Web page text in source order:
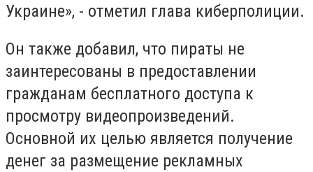
Украине», - отметил глава киберполиции.
Он также добавил, что пираты не
заинтересованы в предоставлении
гражданам бесплатного доступа к
просмотру видеопроизведений.
Основной их целью является получение
денег за размещение рекламных